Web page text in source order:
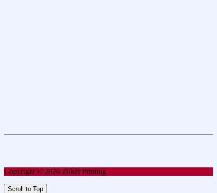
Copyright © 2026 Zukét Printing
Scroll to Top